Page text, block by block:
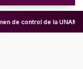
de control de la UNAM;